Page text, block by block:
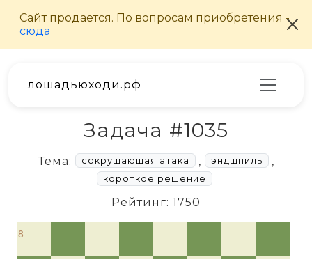
лошадьюходи.рф
Задача #1035
Тема: сокрушающая атака , эндшпиль ,
короткое решение
Рейтинг: 1750
8